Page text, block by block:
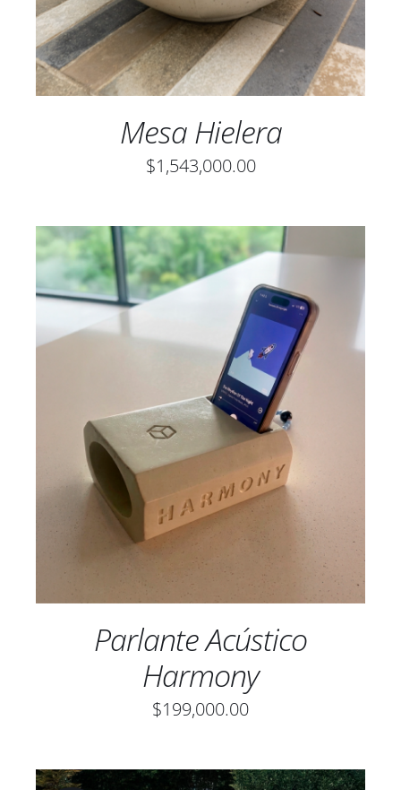
Mesa Hielera
$1,543,000.00
AÑADIR AL CARRITO
/
DETALLES
Parlante Acústico
Harmony
$199,000.00